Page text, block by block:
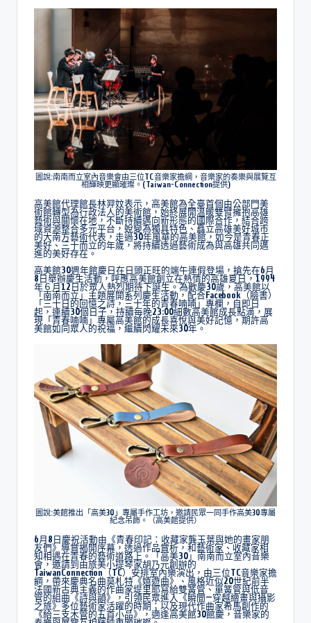
圖說:南南而立室內音樂會由三位TC音樂家擔綱，音樂家的奏樂與展覽互
相輝映更顯璀璨。(Taiwan-Connection提供)
高美館代理館長林羿妏表示，高美館為全臺首個由公部門美
術館轉型為行政法人的美術館，始終展開溫暖雙臂擁抱高雄
藝術與關懷在地，不斷持續邁向新形態的國際合作，結合跨
域資源整合多元平台，蛻變為獨具特色、矗立高雄美好城市
的大南方藝術代表，走過30年風華的高美館，如今是青春正
美好、三十而立的年歲，將持續透過藝術成為與高雄共同邁
進的美好存在。
高美館30週年館慶日在日頭正旺的端午連假登場，搶先在6月
8日舉辦慶生活動，呼應高美館創立在熱情的高雄夏日，1994
年６月12日於眾人熱烈期待下誕生。為歡慶30歲，高美館以
「南南而立」主題展開系列慶生活動，配合Facebook（臉書）
「三十日的回憶之詩，三十年的青春喃喃」專欄，自即日
起， 連續30個日子，持續每晚23:00細數高美館成長點滴，展
現「青春喃喃」專屬高美館的成長喜悅與美好記憶，期許高
美館如同眾人的祝福，繼續閃耀未來30年。
圖說:美館推出「高美30」專屬手作工坊，邀請民眾一同手作高美30專屬
紀念吊飾。（高美館提供）
6月8日慶祝活動由《青春印記：收藏家龔玉葉與她的畫家朋
友們》導賞揭開序幕，透過作品賞析，和藝術家、收藏家相
知相遇在青春的藝術道路上。 「高美30」南南而立室內音樂
會，邀請到由旅美小提琴家胡乃元創辦的
TaiwanConnection（TC）安排室內樂演出，由三位TC音樂家擔
綱，帶來慶典名曲莫札特《嬉遊曲》、風格近似20世紀前半
法國新古典主義的作曲家堤里耶寫給雙簧管、單簧管與低音
管的組曲《詩與韻》，引領民眾進入《瞬間—穿越繪畫與攝影
之旅》多位藝術家活躍的時期；以及現代作曲家希馬創作的
《給三支木管的五首小品》，適逢高美館30館慶，音樂家的